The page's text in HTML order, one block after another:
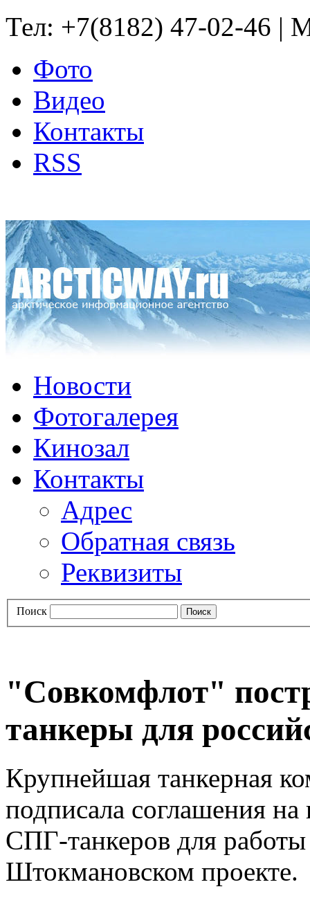
Тел: +7(8182) 47-02-46 |
Фото
Видео
Контакты
RSS
Новости
Фотогалерея
Кинозал
Контакты
Адрес
Обратная связь
Реквизиты
Поиск
"Совкомфлот"
танкеры для
Крупнейшая танкерная
подписала соглашения
СПГ-танкеров для
Штокмановском проекте.